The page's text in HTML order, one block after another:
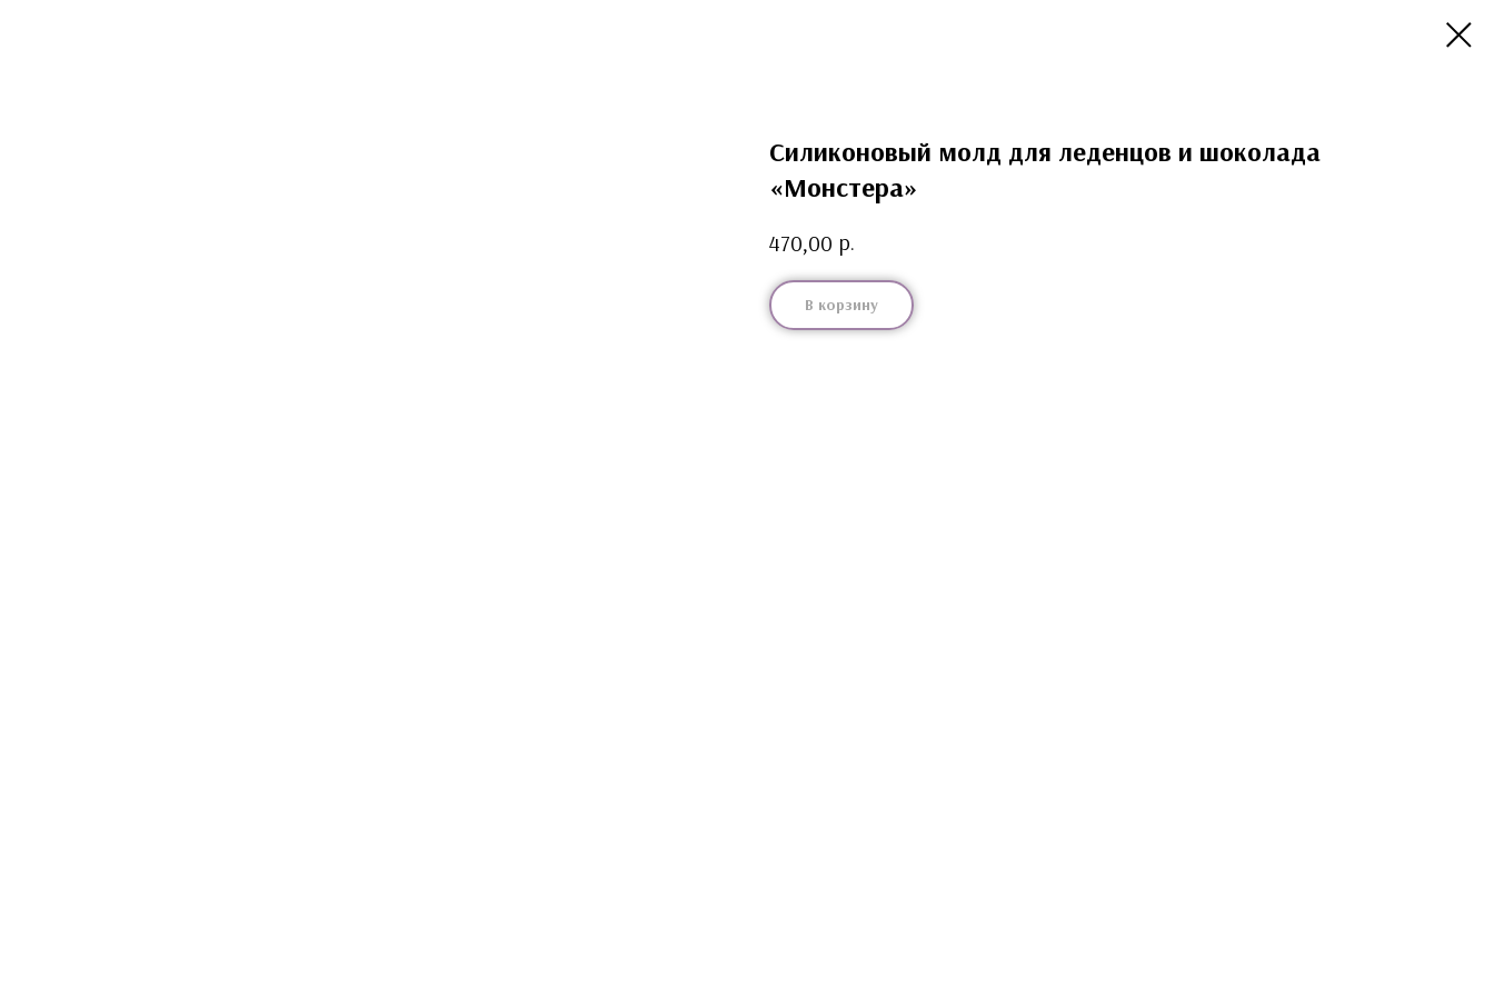
Силиконовый молд для леденцов и шоколада
«Монстера»
470,00 р.
В корзину